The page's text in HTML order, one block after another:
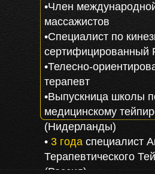
•Член
массажистов
•Специалист по
•Телесно-
терапевт
•Выпускница школы
медицинскому
(Нидерланды)
• 3 года специалист
Терапевтического
(Россия)